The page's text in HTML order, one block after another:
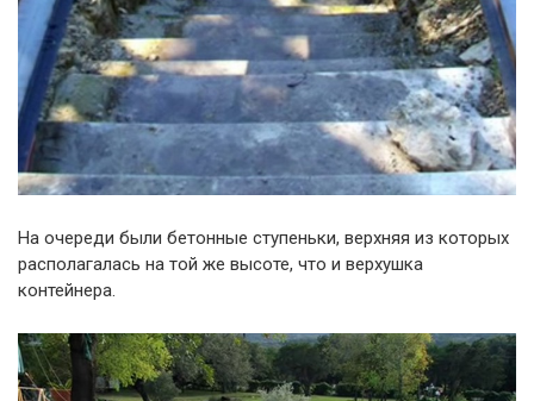
На очереди были бетонные ступеньки, верхняя из которых
располагалась на той же высоте, что и верхушка
контейнера.